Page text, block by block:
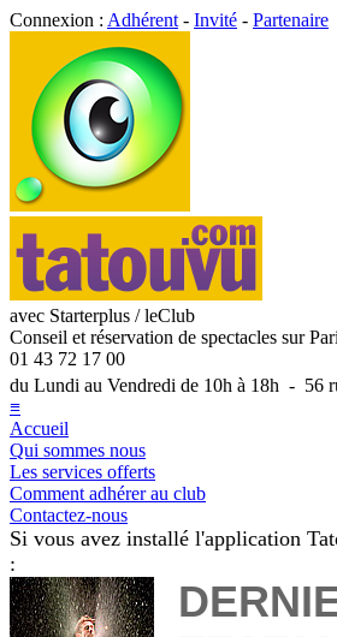
Connexion : Adhérent - Invité - Partenaire
avec Starterplus / leClub
Conseil et réservation de spectacles sur
01 43 72 17 00
du Lundi au Vendredi de 10h à 18h - 56
≡
Accueil
Qui sommes nous
Les services offerts
Comment adhérer au club
Contactez-nous
Si vous avez installé l'application
: